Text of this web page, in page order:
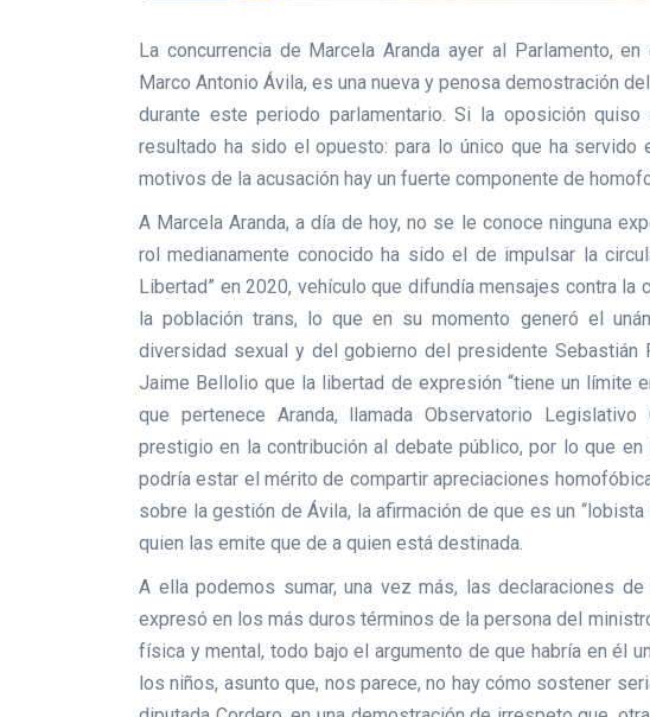
La concurrencia de Marcela Aranda ayer al Parlamento,
Marco Antonio Ávila, es una nueva y penosa demostración
durante este periodo parlamentario. Si la oposición
resultado ha sido el opuesto: para lo único que ha
motivos de la acusación hay un fuerte componente de
A Marcela Aranda, a día de hoy, no se le conoce ninguna
rol medianamente conocido ha sido el de impulsar la
Libertad” en 2020, vehículo que difundía mensajes contra la
la población trans, lo que en su momento generó el
diversidad sexual y del gobierno del presidente
Jaime Bellolio que la libertad de expresión “tiene un límite
que pertenece Aranda, llamada Observatorio
prestigio en la contribución al debate público, por lo que
podría estar el mérito de compartir apreciaciones
sobre la gestión de Ávila, la afirmación de que es un
quien las emite que de a quien está destinada.
A ella podemos sumar, una vez más, las declaraciones
expresó en los más duros términos de la persona del
física y mental, todo bajo el argumento de que habría en él
los niños, asunto que, nos parece, no hay cómo sostener